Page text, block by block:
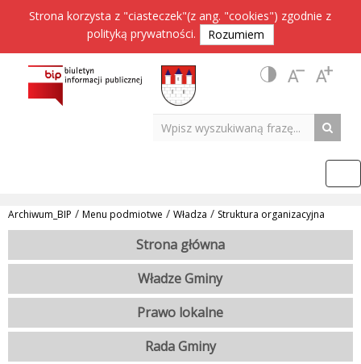
Strona korzysta z "ciasteczek"(z ang. "cookies") zgodnie z
polityką prywatności. Rozumiem
Archiwum_BIP / Menu podmiotwe / Władza / Struktura organizacyjna
Strona główna
Władze Gminy
Prawo lokalne
Rada Gminy